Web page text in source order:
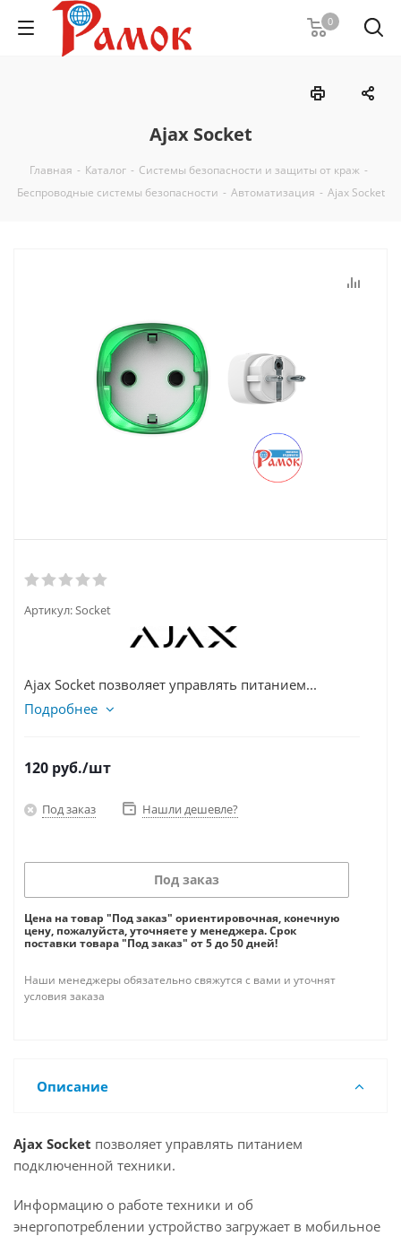
0
Ajax Socket
Главная - Каталог - Системы безопасности и защиты от краж -
Беспроводные системы безопасности - Автоматизация - Ajax Socket
Артикул:Socket
Ajax Socket позволяет управлять питанием...
Подробнее
120 руб./шт
Под заказ Нашли дешевле?
Под заказ
Цена на товар "Под заказ" ориентировочная, конечную
цену, пожалуйста, уточняете у менеджера. Срок
поставки товара "Под заказ" от 5 до 50 дней!
Наши менеджеры обязательно свяжутся с вами и уточнят
условия заказа
Описание
Ajax Socket позволяет управлять питанием
подключенной техники.
Информацию о работе техники и об
энергопотреблении устройство загружает в мобильное